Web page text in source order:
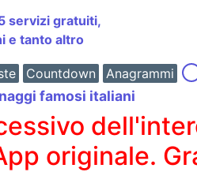
servizi gratuiti,
e tanto altro
Countdown Anagrammi
famosi italiani
originale.